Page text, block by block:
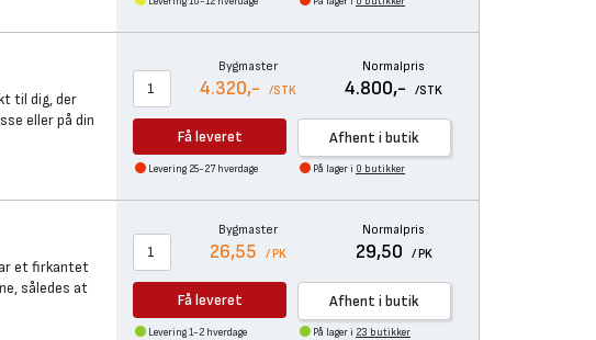
til dig, der
eller på din
Bygmaster
4.320,- /STK
Normalpris
4.800,- /STK
Få leveret Afhent i butik
Levering 25-27 hverdage På lager i 0 butikker
et firkantet
således at
Bygmaster
26,55 / PK
Normalpris
29,50 / PK
Få leveret Afhent i butik
Levering 1-2 hverdage På lager i 23 butikker